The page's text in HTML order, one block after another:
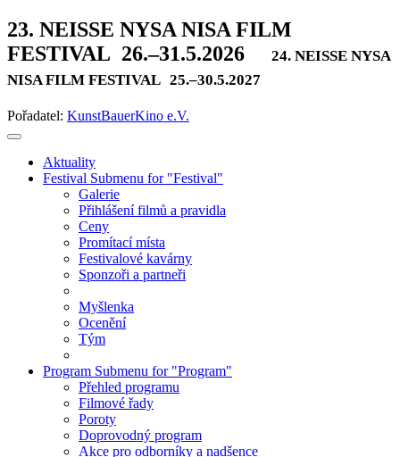
23. NEISSE NYSA NISA FILM
FESTIVAL 26.–31.5.2026
24. NEISSE NYSA
NISA FILM FESTIVAL 25.–30.5.2027
Pořadatel: KunstBauerKino e.V.
Aktuality
Festival Submenu for "Festival"
Galerie
Přihlášení filmů a pravidla
Ceny
Promítací místa
Festivalové kavárny
Sponzoři a partneři
Myšlenka
Ocenění
Tým
Program Submenu for "Program"
Přehled programu
Filmové řady
Poroty
Doprovodný program
Akce pro odborníky a nadšence